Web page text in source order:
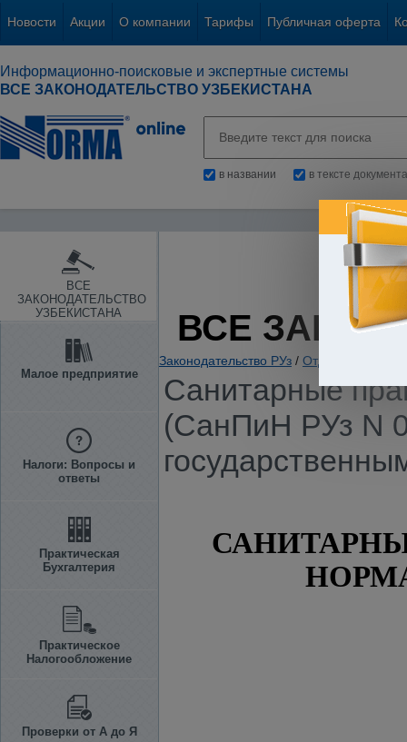
Новости Акции О компании Тарифы Публичная оферта
Информационно-поисковые и экспертные системы
ВСЕ ЗАКОНОДАТЕЛЬСТВО УЗБЕКИСТАНА
в названии в тексте документа
ВСЕ
ЗАКОНОДАТЕЛЬСТВО
УЗБЕКИСТАНА
Малое предприятие
Налоги: Вопросы и
ответы
Практическая
Бухгалтерия
Практическое
Налогообложение
Проверки от А до Я
ВСЕ
Законодательство РУз / Отдельные
Санитарные
(СанПиН РУз N